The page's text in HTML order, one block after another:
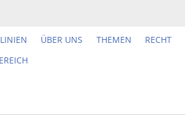
ÜBER UNS THEMEN RECHT